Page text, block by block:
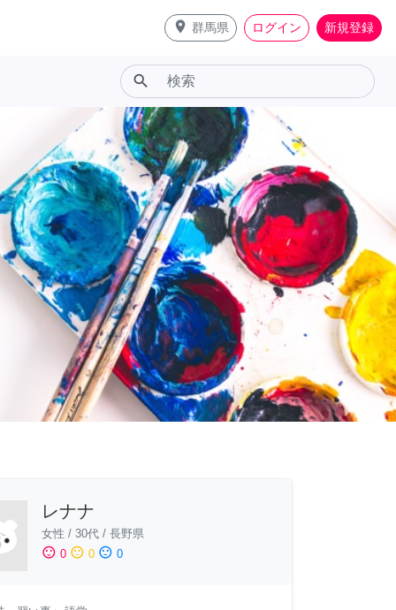
place 群馬県 ログイン 新規登録
search
レナナ
女性 / 30代/ 長野県
sentiment_satisfied 0 sentiment_neutral 0 sentiment_dissatisfied 0